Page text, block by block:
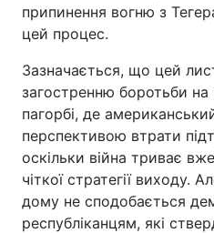
припинення вогню з
цей процес.
Зазначається, що цей
загостренню боротьби на
пагорбі, де
перспективою втрати
оскільки війна триває
чіткої стратегії виходу.
дому не сподобається
республіканцям, які